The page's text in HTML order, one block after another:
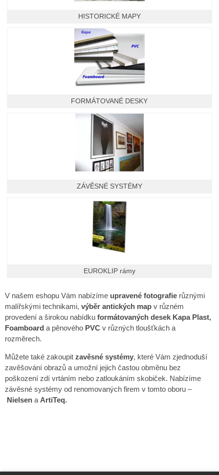
HISTORICKÉ MAPY
FORMÁTOVANÉ DESKY
ZÁVĚSNÉ SYSTÉMY
EUROKLIP rámy
V našem eshopu Vám nabízíme upravené fotografie různými
malířskými technikami, výběr antických map v různém
provedení a širokou nabídku formátovaných desek Kapa Plast,
Foamboard a pěnového PVC v různých tloušťkách a
rozměrech.
Můžete také zakoupit zavěsné systémy, které Vám zjednoduší
zavěšování obrazů a umožní jejich častou obměnu bez
poškození zdí vrtáním nebo zatloukáním skobiček. Nabízíme
závěsné systémy od renomovaných firem v tomto oboru –
Nielsen a ArtiTeq.